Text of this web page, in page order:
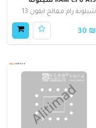
شبلونة رام معالج ايفون 13
₪ 30